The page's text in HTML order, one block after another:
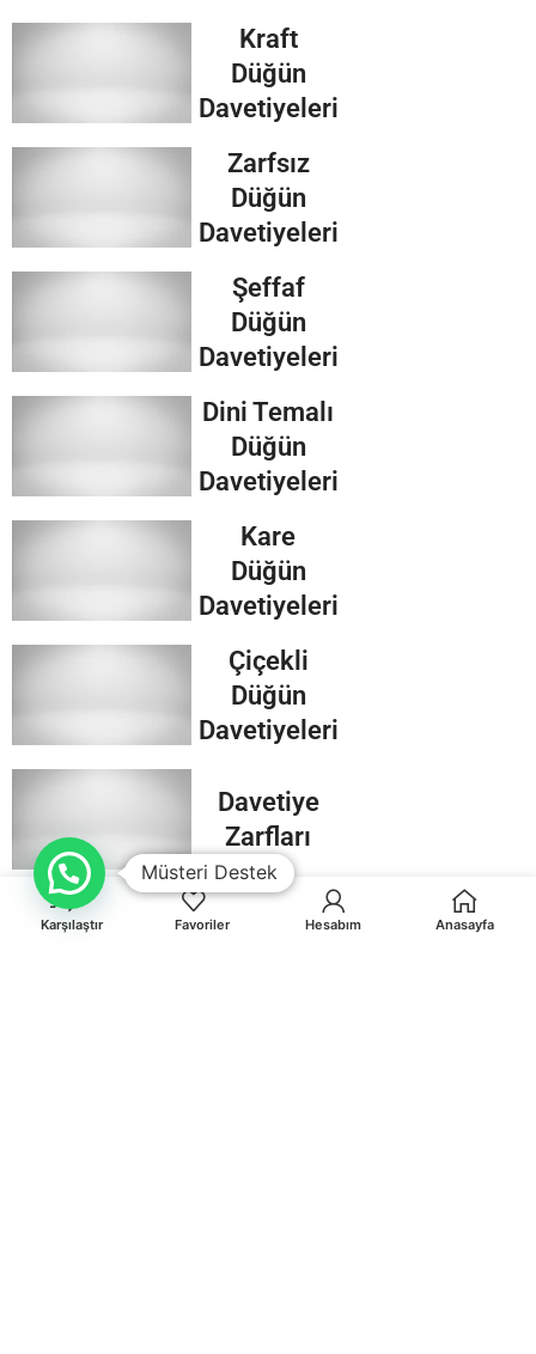
Kraft
Düğün
Davetiyeleri
Zarfsız
Düğün
Davetiyeleri
Şeffaf
Düğün
Davetiyeleri
Dini Temalı
Düğün
Davetiyeleri
Kare
Düğün
Davetiyeleri
Çiçekli
Düğün
Davetiyeleri
Davetiye
Zarfları
Karşılaştır Favoriler Hesabım Anasayfa
Müsteri Destek